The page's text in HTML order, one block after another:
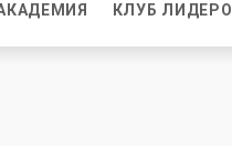
КЛУБ